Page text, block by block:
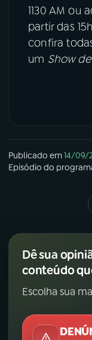
1130 AM ou
partir das
confira
um Show
Publicado em14/09/
Episódio do
Dê sua
conteúdo
Escolha sua